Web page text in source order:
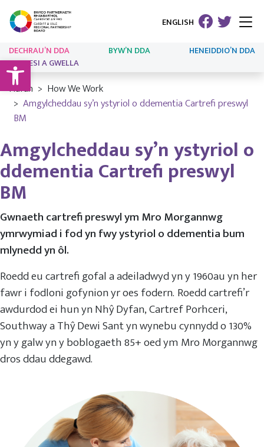
Open toolbar
ENGLISH
DECHRAU’N DDA BYW’N DDA
HENEIDDIO’N DDA
ARLOESI A GWELLA
Hafan
How We Work
Amgylcheddau sy’n ystyriol o ddementia Cartrefi preswyl
BM
Amgylcheddau sy’n ystyriol o
ddementia Cartrefi preswyl
BM
Gwnaeth cartrefi preswyl ym Mro Morgannwg
ymrwymiad i fod yn fwy ystyriol o ddementia bum
mlynedd yn ôl.
Roedd eu cartrefi gofal a adeiladwyd yn y 1960au yn her
fawr i fodloni gofynion yr oes fodern. Roedd cartrefi’r
awdurdod ei hun yn Nhŷ Dyfan, Cartref Porhceri,
Southway a Thŷ Dewi Sant yn wynebu cynnydd o 130%
yn y galw yn y boblogaeth 85+ oed ym Mro Morgannwg
dros ddau ddegawd.